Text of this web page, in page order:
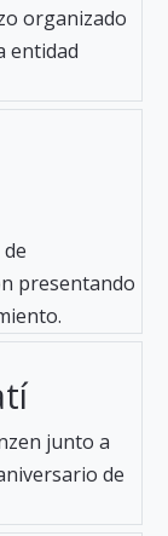
organizado
entidad
presentando
junto a
de